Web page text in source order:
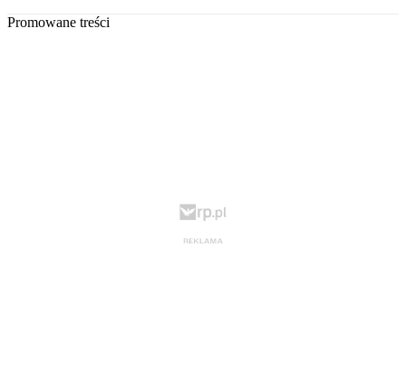
Promowane treści